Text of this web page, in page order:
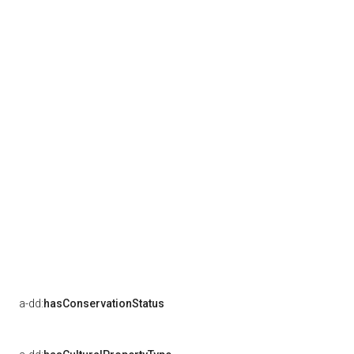
a-dd:hasConservationStatus